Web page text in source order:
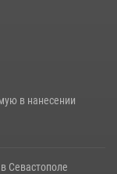
в нанесении
Севастополе